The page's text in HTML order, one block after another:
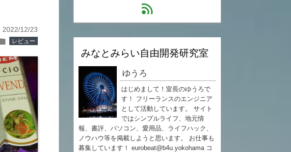
2022/12/23
レビュー
feed
みなとみらい自由開発研究室
ゆうろ
はじめまして！室長のゆうろで
す！ フリーランスのエンジニア
として活動しています。 サイト
ではシンプルライフ、地元情
報、書評、パソコン、愛用品、ライフハック、
ノウハウ等を掲載しようと思います。 お仕事も
募集しています！ eurobeat@b4u.yokohama コ